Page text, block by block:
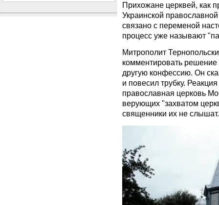
Прихожане церквей, как
Украинской
связано с переменой
процесс уже называют
Митрополит
комментировать
другую конфессию. Он
и повесил трубку.
православная церковь
верующих "захватом
священники их не слышат.